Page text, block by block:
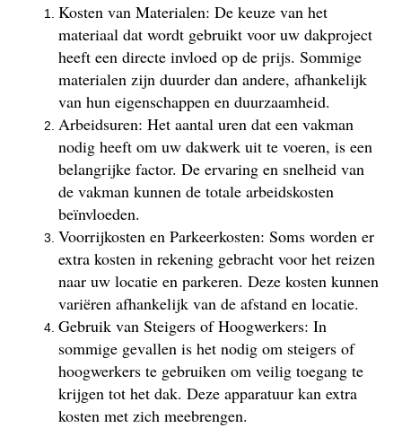
Kosten van Materialen: De keuze van het
materiaal dat wordt gebruikt voor uw dakproject
heeft een directe invloed op de prijs. Sommige
materialen zijn duurder dan andere, afhankelijk
van hun eigenschappen en duurzaamheid.
Arbeidsuren: Het aantal uren dat een vakman
nodig heeft om uw dakwerk uit te voeren, is een
belangrijke factor. De ervaring en snelheid van
de vakman kunnen de totale arbeidskosten
beïnvloeden.
Voorrijkosten en Parkeerkosten: Soms worden er
extra kosten in rekening gebracht voor het reizen
naar uw locatie en parkeren. Deze kosten kunnen
variëren afhankelijk van de afstand en locatie.
Gebruik van Steigers of Hoogwerkers: In
sommige gevallen is het nodig om steigers of
hoogwerkers te gebruiken om veilig toegang te
krijgen tot het dak. Deze apparatuur kan extra
kosten met zich meebrengen.